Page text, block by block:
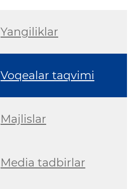
Yangiliklar
Voqealar taqvimi
Majlislar
Media tadbirlar